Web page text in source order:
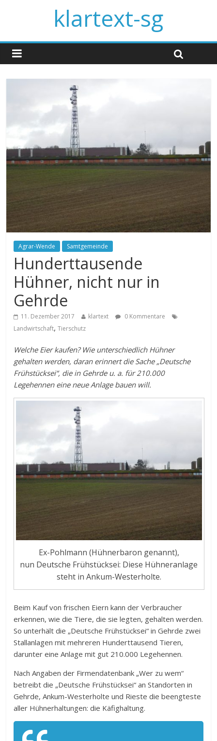
klartext-sg
Agrar-Wende Samtgemeinde
Hunderttausende
Hühner, nicht nur in
Gehrde
11. Dezember 2017 klartext
0 Kommentare
Landwirtschaft,Tierschutz
Welche Eier kaufen? Wie unterschiedlich Hühner
gehalten werden, daran erinnert die Sache „Deutsche
Frühstücksei“, die in Gehrde u. a. für 210.000
Legehennen eine neue Anlage bauen will.
Ex-Pohlmann (Hühnerbaron genannt),
nun Deutsche Frühstücksei: Diese Hühneranlage
steht in Ankum-Westerholte.
Beim Kauf von frischen Eiern kann der Verbraucher
erkennen, wie die Tiere, die sie legten, gehalten werden.
So unterhält die „Deutsche Frühstücksei“ in Gehrde zwei
Stallanlagen mit mehreren Hunderttausend Tieren,
darunter eine Anlage mit gut 210.000 Legehennen.
Nach Angaben der Firmendatenbank „Wer zu wem“
betreibt die „Deutsche Frühstücksei“ an Standorten in
Gehrde, Ankum-Westerholte und Rieste die beengteste
aller Hühnerhaltungen: die Käfighaltung.